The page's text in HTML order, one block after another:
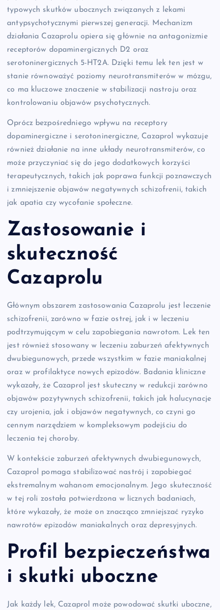
typowych skutków ubocznych związanych z lekami
antypsychotycznymi pierwszej generacji. Mechanizm
działania Cazaprolu opiera się głównie na antagonizmie
receptorów dopaminergicznych D2 oraz
serotoninergicznych 5-HT2A. Dzięki temu lek ten jest w
stanie równoważyć poziomy neurotransmiterów w mózgu,
co ma kluczowe znaczenie w stabilizacji nastroju oraz
kontrolowaniu objawów psychotycznych.
Oprócz bezpośredniego wpływu na receptory
dopaminergiczne i serotoninergiczne, Cazaprol wykazuje
również działanie na inne układy neurotransmiterów, co
może przyczyniać się do jego dodatkowych korzyści
terapeutycznych, takich jak poprawa funkcji poznawczych
i zmniejszenie objawów negatywnych schizofrenii, takich
jak apatia czy wycofanie społeczne.
Zastosowanie i
skuteczność
Cazaprolu
Głównym obszarem zastosowania Cazaprolu jest leczenie
schizofrenii, zarówno w fazie ostrej, jak i w leczeniu
podtrzymującym w celu zapobiegania nawrotom. Lek ten
jest również stosowany w leczeniu zaburzeń afektywnych
dwubiegunowych, przede wszystkim w fazie maniakalnej
oraz w profilaktyce nowych epizodów. Badania kliniczne
wykazały, że Cazaprol jest skuteczny w redukcji zarówno
objawów pozytywnych schizofrenii, takich jak halucynacje
czy urojenia, jak i objawów negatywnych, co czyni go
cennym narzędziem w kompleksowym podejściu do
leczenia tej choroby.
W kontekście zaburzeń afektywnych dwubiegunowych,
Cazaprol pomaga stabilizować nastrój i zapobiegać
ekstremalnym wahanom emocjonalnym. Jego skuteczność
w tej roli została potwierdzona w licznych badaniach,
które wykazały, że może on znacząco zmniejszać ryzyko
nawrotów epizodów maniakalnych oraz depresyjnych.
Profil bezpieczeństwa
i skutki uboczne
Jak każdy lek, Cazaprol może powodować skutki uboczne,